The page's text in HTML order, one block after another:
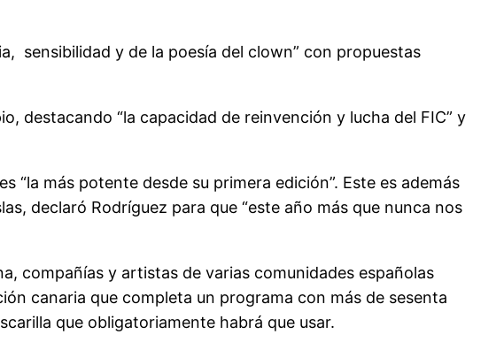
sensibilidad y de la poesía del clown” con propuestas
destacando “la capacidad de reinvención y lucha del FIC” y
“la más potente desde su primera edición”. Este es además
declaró Rodríguez para que “este año más que nunca nos
compañías y artistas de varias comunidades españolas
canaria que completa un programa con más de sesenta
que obligatoriamente habrá que usar.